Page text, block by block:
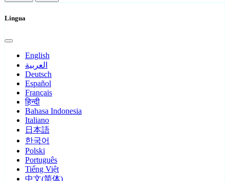
Lingua
English
العربية
Deutsch
Español
Français
हिन्दी
Bahasa Indonesia
Italiano
日本語
한국어
Polski
Português
Tiếng Việt
中文(简体)